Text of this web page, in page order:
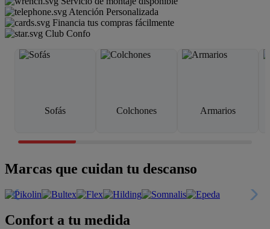
Atención Personalizada
Financia tus compras fácilmente
Club Confo
Sofás Colchones Armarios
Marcas que cuidan tu descanso
Confort a tu medida